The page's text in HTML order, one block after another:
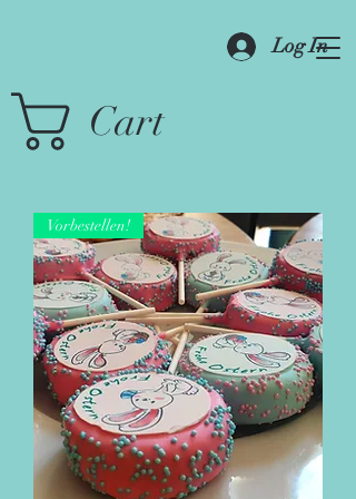
Log In
Cart
Vorbestellen!